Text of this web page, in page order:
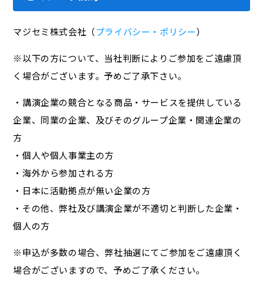
マジセミ株式会社（プライバシー・ポリシー）
※以下の方について、当社判断によりご参加をご遠慮頂
く場合がございます。予めご了承下さい。
・講演企業の競合となる商品・サービスを提供している
企業、同業の企業、及びそのグループ企業・関連企業の
方
・個人や個人事業主の方
・海外から参加される方
・日本に活動拠点が無い企業の方
・その他、弊社及び講演企業が不適切と判断した企業・
個人の方
※申込が多数の場合、弊社抽選にてご参加をご遠慮頂く
場合がございますので、予めご了承ください。